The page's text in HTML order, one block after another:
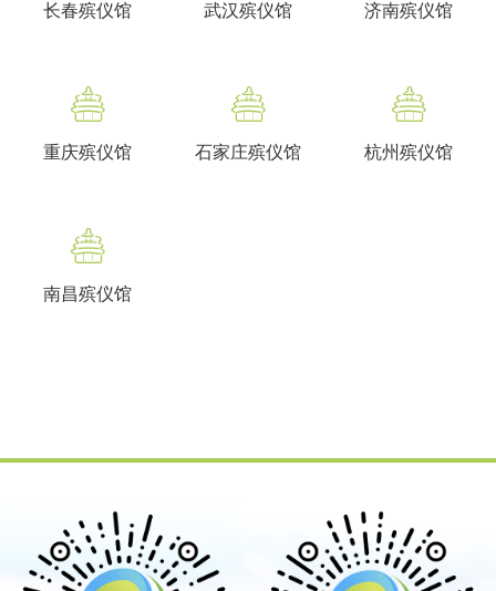
长春殡仪馆 武汉殡仪馆 济南殡仪馆
重庆殡仪馆 石家庄殡仪馆 杭州殡仪馆
南昌殡仪馆